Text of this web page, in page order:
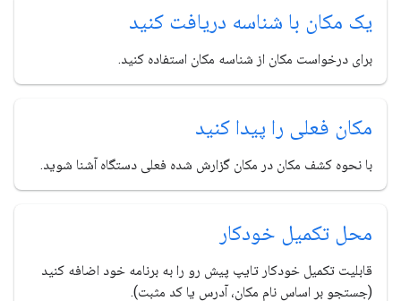
یک مکان با شناسه دریافت کنید
برای درخواست مکان از شناسه مکان استفاده کنید.
مکان فعلی را پیدا کنید
با نحوه کشف مکان در مکان گزارش شده فعلی دستگاه آشنا شوید.
محل تکمیل خودکار
قابلیت تکمیل خودکار تایپ پیش رو را به برنامه خود اضافه کنید
(جستجو بر اساس نام مکان، آدرس یا کد مثبت).